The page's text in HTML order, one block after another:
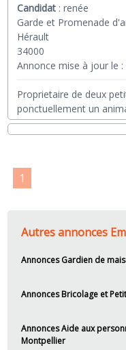
Candidat :renée
Garde et Promenade
Hérault
34000
Annonce mise à jour le :
Proprietaire de deux
ponctuellement un
1
Autres annonces
Annonces Gardien de
Annonces Bricolage et
Annonces Aide aux
Montpellier